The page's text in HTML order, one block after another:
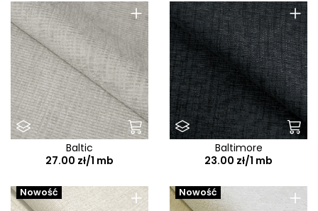
+
Baltic
27.00 zł/1 mb
+
Baltimore
23.00 zł/1 mb
+
Nowość +
Nowość